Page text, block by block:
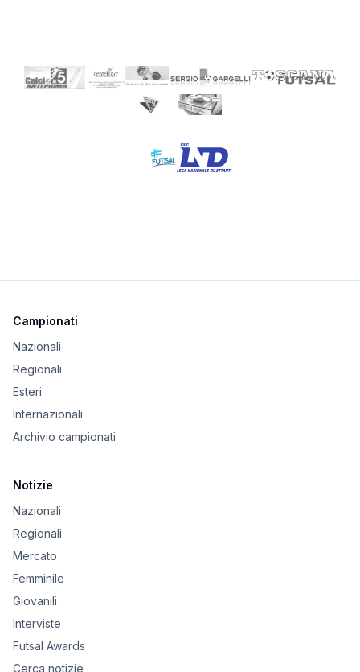
Campionati
Nazionali
Regionali
Esteri
Internazionali
Archivio campionati
Notizie
Nazionali
Regionali
Mercato
Femminile
Giovanili
Interviste
Futsal Awards
Cerca notizie